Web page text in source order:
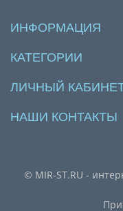
ИНФОРМАЦИЯ
КАТЕГОРИИ
ЛИЧНЫЙ
НАШИ КОНТАКТЫ
© MIR-ST.RU -